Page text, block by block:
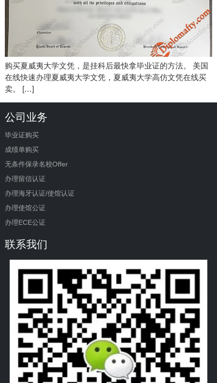
购买夏威夷大学文凭，是挂科后最快拿毕业证的方法。 美国
在线快速办理夏威夷大学文凭，夏威夷大学高仿文凭在线买
卖。 […]
公司业务
毕业证购买
成绩单购买
无条件保录名校Offer
办理留信认证
办理海牙认证/使馆认证
办理使馆公证
办理ECE公证
联系我们